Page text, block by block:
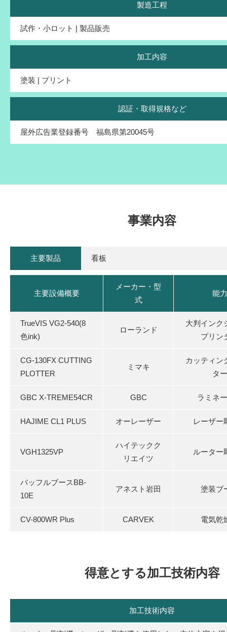
製造工程
試作・小ロット | 製品販売
加工内容
塗装 | プリント
認証・取得規格など
屋外広告業登録番号 福島県第20045号
事業内容
主要製品 看板
主要設備概要
メーカー・型
式
能力
TrueVIS VG2-540(8
色ink)
ローランド
大判インク
プリン
CG-130FX CUTTING
PLOTTER
ミマキ
カッティン
ター
GBC X-TREME54CR GBC ラミネ
HAJIME CL1 PLUS オーレーザー レーザー
VGH1325VP
ハイテックク
リエイツ
ルーター
バッフルブースBB-
10E
アネスト岩田 塗装ブ
CV-800WR Plus CARVEK 電気乾
得意とする加工技術内容
加工技術内容